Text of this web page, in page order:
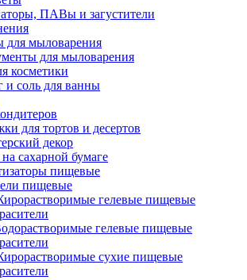
ПАВы и загустители
для мыловарения
для мыловарения
косметики
и соль для ванны
для тортов и десертов
декор
сахарной бумаге
пищевые
пищевые
гелевые пищевые
гелевые пищевые
сухие пищевые